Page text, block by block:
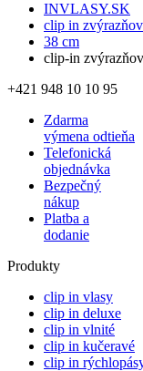
INVLASY.SK
clip in
38 cm
clip-in
+421 948 10 10 95
Zdarma
výmena odtieňa
Telefonická
objednávka
Bezpečný
nákup
Platba a
dodanie
Produkty
clip in vlasy
clip in deluxe
clip in vlnité
clip in kučeravé
clip in